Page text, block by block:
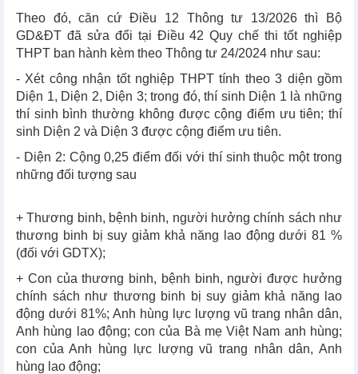
Theo đó, căn cứ Điều 12 Thông tư 13/2026 thì Bộ
GD&ĐT đã sửa đổi tại Điều 42 Quy chế thi tốt nghiệp
THPT ban hành kèm theo Thông tư 24/2024 như sau:
- Xét công nhận tốt nghiệp THPT tính theo 3 diện gồm
Diện 1, Diện 2, Diện 3; trong đó, thí sinh Diện 1 là những
thí sinh bình thường không được cộng điểm ưu tiên; thí
sinh Diện 2 và Diện 3 được cộng điểm ưu tiên.
- Diện 2: Cộng 0,25 điểm đối với thí sinh thuộc một trong
những đối tượng sau
+ Thương binh, bệnh binh, người hưởng chính sách như
thương binh bị suy giảm khả năng lao động dưới 81 %
(đối với GDTX);
+ Con của thương binh, bệnh binh, người được hưởng
chính sách như thương binh bị suy giảm khả năng lao
động dưới 81%; Anh hùng lực lượng vũ trang nhân dân,
Anh hùng lao động; con của Bà mẹ Việt Nam anh hùng;
con của Anh hùng lực lượng vũ trang nhân dân, Anh
hùng lao động;